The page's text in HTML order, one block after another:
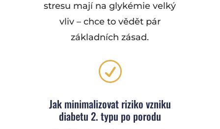
stresu mají na glykémie velký
vliv – chce to vědět pár
základních zásad.
R
Jak minimalizovat riziko vzniku
diabetu 2. typu po porodu